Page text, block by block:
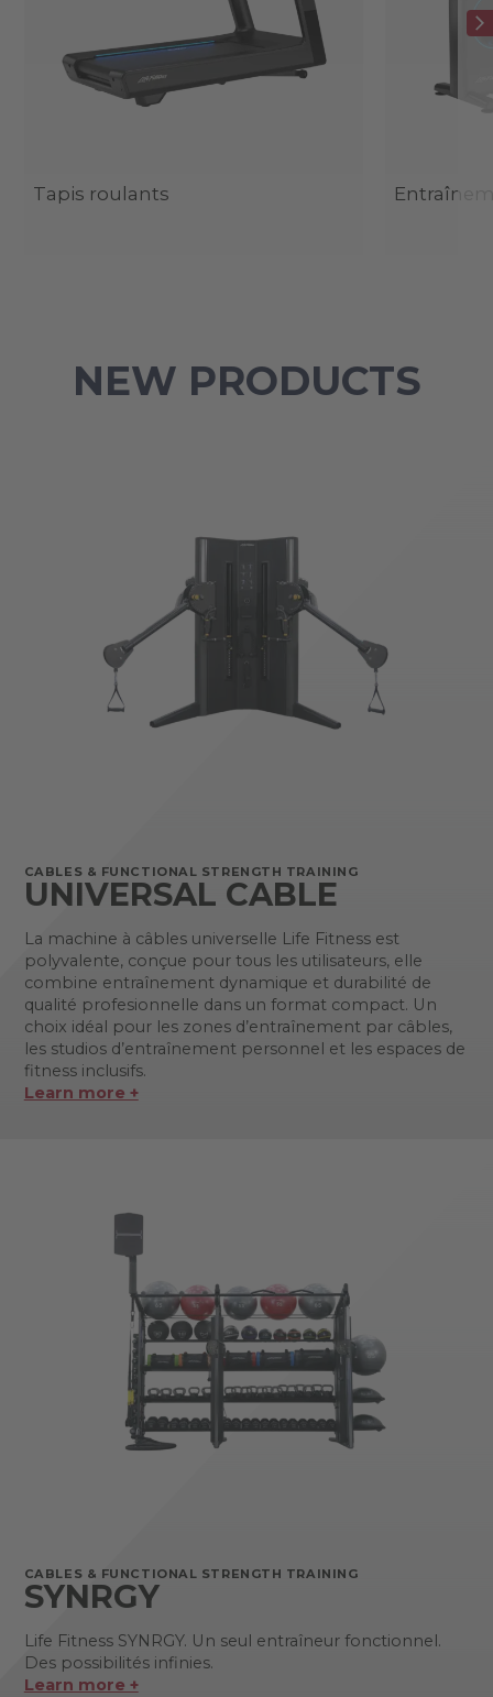
Tapis roulants
NEW PRODUCTS
CABLES & FUNCTIONAL STRENGTH TRAINING
UNIVERSAL CABLE
La machine à câbles universelle Life Fitness est
polyvalente, conçue pour tous les utilisateurs, elle
combine entraînement dynamique et durabilité de
qualité profesionnelle dans un format compact. Un
choix idéal pour les zones d’entraînement par câbles,
les studios d’entraînement personnel et les espaces de
fitness inclusifs.
Learn more +
CABLES & FUNCTIONAL STRENGTH TRAINING
SYNRGY
Life Fitness SYNRGY. Un seul entraîneur fonctionnel.
Des possibilités infinies.
Learn more +